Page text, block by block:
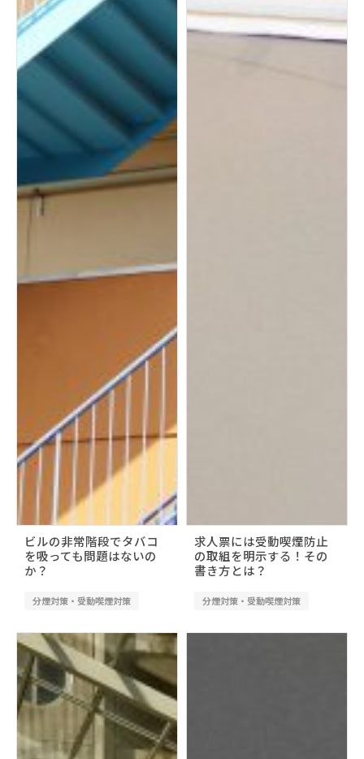
ビルの非常階段でタバコ
を吸っても問題はないの
か？
分煙対策・受動喫煙対策
求人票には受動喫煙防止
の取組を明示する！その
書き方とは？
分煙対策・受動喫煙対策